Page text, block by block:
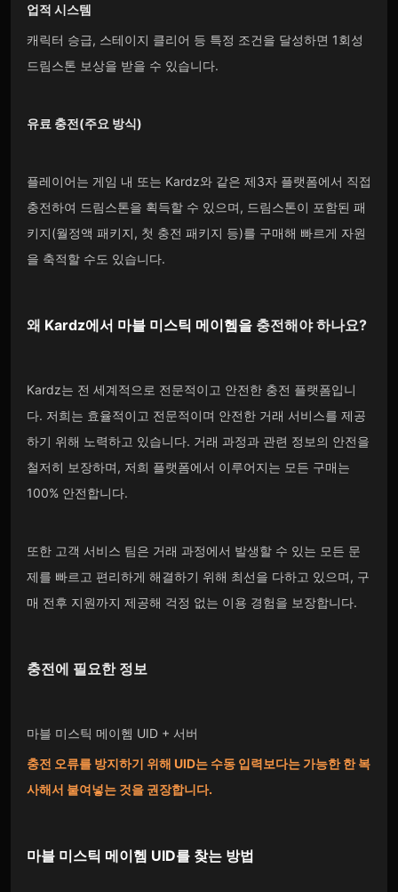
업적 시스템
캐릭터 승급, 스테이지 클리어 등 특정 조건을 달성하면 1회성
드림스톤 보상을 받을 수 있습니다.
유료 충전(주요 방식)
플레이어는 게임 내 또는 Kardz와 같은 제3자 플랫폼에서 직접
충전하여 드림스톤을 획득할 수 있으며, 드림스톤이 포함된 패
키지(월정액 패키지, 첫 충전 패키지 등)를 구매해 빠르게 자원
을 축적할 수도 있습니다.
왜 Kardz에서 마블 미스틱 메이헴을충전해야 하나요?
Kardz는 전 세계적으로 전문적이고 안전한 충전 플랫폼입니
다. 저희는 효율적이고 전문적이며 안전한 거래 서비스를 제공
하기 위해 노력하고 있습니다. 거래 과정과 관련 정보의 안전을
철저히 보장하며, 저희 플랫폼에서 이루어지는 모든 구매는
100% 안전합니다.
또한 고객 서비스 팀은 거래 과정에서 발생할 수 있는 모든 문
제를 빠르고 편리하게 해결하기 위해 최선을 다하고 있으며, 구
매 전후 지원까지 제공해 걱정 없는 이용 경험을 보장합니다.
충전에 필요한 정보
마블 미스틱 메이헴 UID + 서버
충전 오류를 방지하기 위해 UID는 수동 입력보다는 가능한 한 복
사해서 붙여넣는 것을 권장합니다.
마블 미스틱 메이헴 UID를 찾는 방법